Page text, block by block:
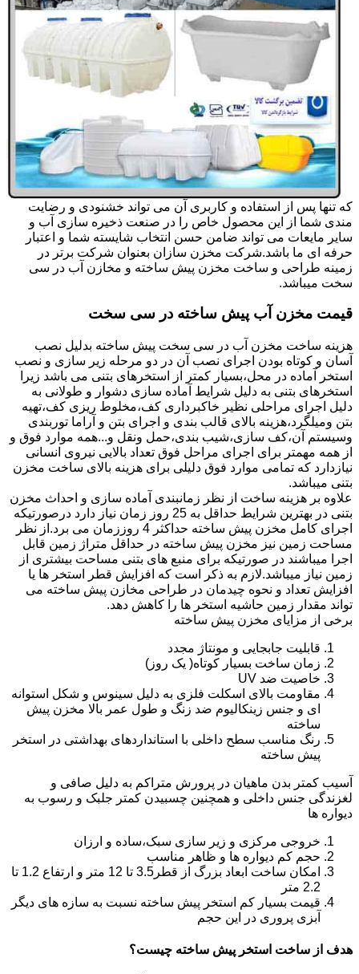
که تنها پس از استفاده و کاربری آن می تواند خشنودی و رضایت
مندی شما از این محصول خاص را در صنعت ذخیره سازی آب و
سایر مایعات می تواند ضامن حسن انتخاب شایسته شما و اعتبار
حرفه ای ما باشد.شرکت مخزن سازان بعنوان شرکت برتر در
زمینه طراحی و ساخت مخزن پیش ساخته و مخازن آب در سی
سخت میباشد.
قیمت مخزن آب پیش ساخته در سی سخت
هزینه ساخت مخزن آب در سی سخت پیش ساخته بدلیل نصب
آسان و کوتاه بودن اجرای نصب آن در دو مرحله زیر سازی و نصب
استخر آماده در محل،بسیار کمتر از استخرهای بتنی می باشد زیرا
استخرهای بتنی به دلیل شرایط آماده سازی دشوار و طولانی به
دلیل اجرای مراحلی نظیر خاکبرداری کف،مخلوط ریزی کف،تهیه
بتن ومیلگرد،هزینه بالای قالب بندی و اجرای بتن و آراما توربندی
وسیستم آن،کف سازی،شیب بندی،حمل ونقل و...همه موارد فوق و
از همه مهمتر برای اجرای مراحل فوق تعداد بالایی نیروی انسانی
نیازدارد که تمامی موارد فوق دلیلی برای هزینه بالای ساخت مخزن
بتنی میباشد.
علاوه بر هزینه ساخت از نظر زمانبندی آماده سازی و احداث مخزن
بتنی در بهترین شرایط حداقل به 25 روز زمان نیاز دارد درصورتیکه
اجرای کامل مخزن پیش ساخته حداکثر 4 روززمان می برد.از نظر
مساحت زمین نیز مخزن پیش ساخته در حداقل متراژ زمین قابل
اجرا میباشند در صورتیکه برای منبع های بتنی مساحت بیشتری از
زمین نیاز میباشد.لازم به ذکر است که افزایش قطر استخر ها یا
افزایش تعداد و نحوه چیدمان در طراحی مخازن پیش ساخته می
تواند مقدار زمین حاشیه استخر ها را کاهش دهد.
برخی از مزایای مخزن پیش ساخته
قابلیت جابجایی و مونتاژ مجدد
زمان ساخت بسیار کوتاه( یک روز)
خاصیت ضد UV
مقاومت بالای اسکلت فلزی به دلیل سینوس و شکل استوانه
ای و جنس زینکالیوم ضد زنگ و طول عمر بالا مخزن پیش
ساخته
رنگ مناسب سطح داخلی با استانداردهای بهداشتی در استخر
پیش ساخته
آسیب کمتر بدن ماهیان در پرورش متراکم به دلیل صافی و
لغزندگی جنس داخلی و همچنین چسبیدن کمتر جلبک و رسوب به
دیواره ها
خروجی مرکزی و زیر سازی سبک،ساده و ارزان
حجم کم دیواره ها و ظاهر مناسب
امکان ساخت ابعاد بزرگ از قطر3.5 تا 12 متر و ارتفاع 1.2 تا
2.2 متر
قیمت بسیار کم استخر پیش ساخته نسبت به سازه های دیگر
آبزی پروری در این حجم
هدف از ساخت استخر پیش ساخته چیست؟